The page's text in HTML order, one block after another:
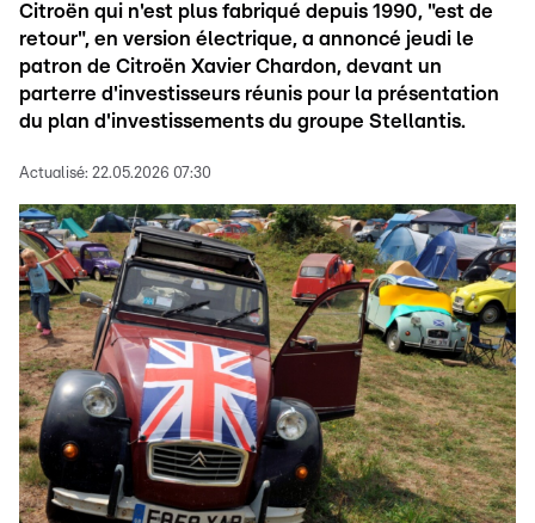
Citroën qui n'est plus fabriqué depuis 1990, "est de
retour", en version électrique, a annoncé jeudi le
patron de Citroën Xavier Chardon, devant un
parterre d'investisseurs réunis pour la présentation
du plan d'investissements du groupe Stellantis.
Actualisé: 22.05.2026 07:30